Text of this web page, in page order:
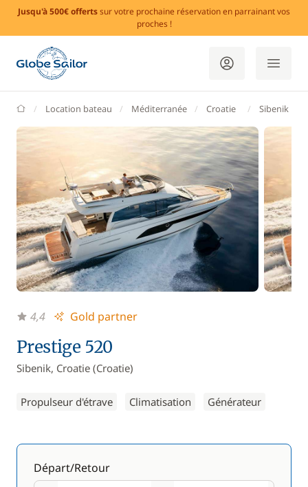
Jusqu'à 500€ offertssur votre prochaine réservation en parrainant vos
proches !
GlobeSailor
Location bateau Méditerranée Croatie Sibenik
Prestige 520
Sibenik, Croatie (Croatie)
Propulseur d'étrave Climatisation Générateur
4,4 Gold partner
Départ/Retour